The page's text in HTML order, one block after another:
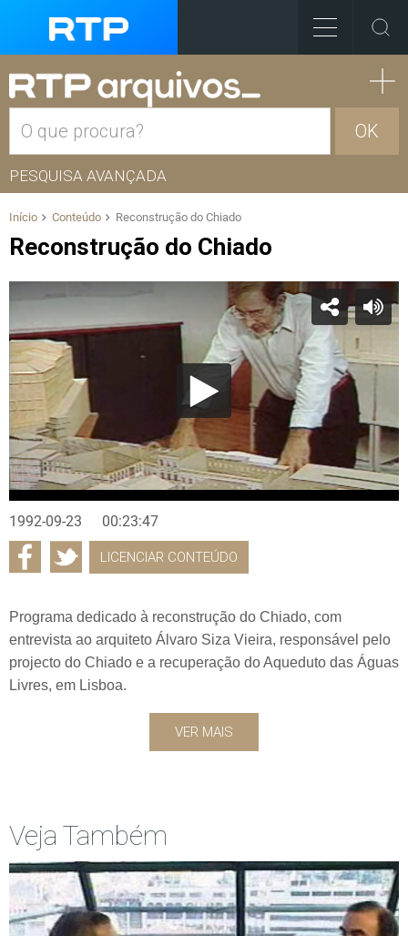
OK
PESQUISA AVANÇADA
Início Conteúdo Reconstrução do Chiado
Reconstrução do Chiado
1992-09-23 00:23:47
LICENCIAR CONTEÚDO
Programa dedicado à reconstrução do Chiado, com
entrevista ao arquiteto Álvaro Siza Vieira, responsável pelo
projecto do Chiado e a recuperação do Aqueduto das Águas
Livres, em Lisboa.
VER MAIS
Veja Também